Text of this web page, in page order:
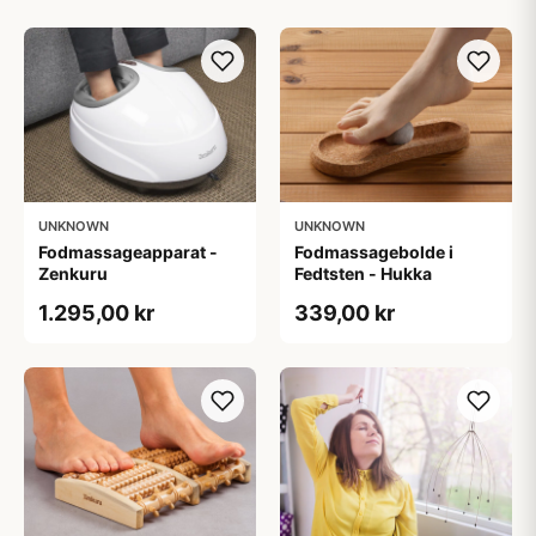
UNKNOWN
Fodmassageapparat -
Zenkuru
1.295,00 kr
UNKNOWN
Fodmassagebolde i
Fedtsten - Hukka
339,00 kr